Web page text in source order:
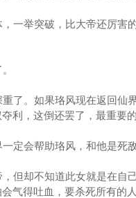
一举突破，比大帝还厉害
了。如果珞风现在返回仙
利，这倒还罢了，最重要
定会帮助珞风，和他是死敌
但却不知道此女就是在自
气得吐血，要杀死所有的人